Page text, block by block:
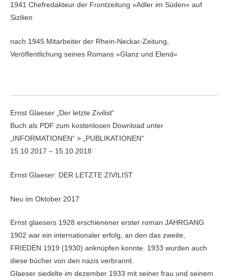
1941 Chefredakteur der Frontzeitung »Adler im Süden« auf
Sizilien
nach 1945 Mitarbeiter der Rhein-Neckar-Zeitung,
Veröffentlichung seines Romans »Glanz und Elend«
Ernst Glaeser „Der letzte Zivilist“
Buch als PDF zum kostenlosen Download unter
„INFORMATIONEN“ > „PUBLIKATIONEN“
15.10.2017 – 15.10.2018
Ernst Glaeser: DER LETZTE ZIVILIST
Neu im Oktober 2017
Ernst glaesers 1928 erschienener erster roman JAHRGANG
1902 war ein internationaler erfolg, an den das zweite,
FRIEDEN 1919 (1930) anknüpfen konnte. 1933 wurden auch
diese bücher von den nazis verbrannt.
Glaeser siedelte im dezember 1933 mit seiner frau und seinem